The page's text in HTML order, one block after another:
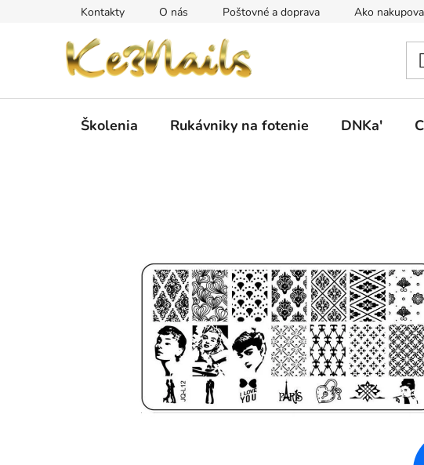
Kontakty O nás Poštovné a doprava Ako
Školenia Rukávniky na fotenie DNKa'